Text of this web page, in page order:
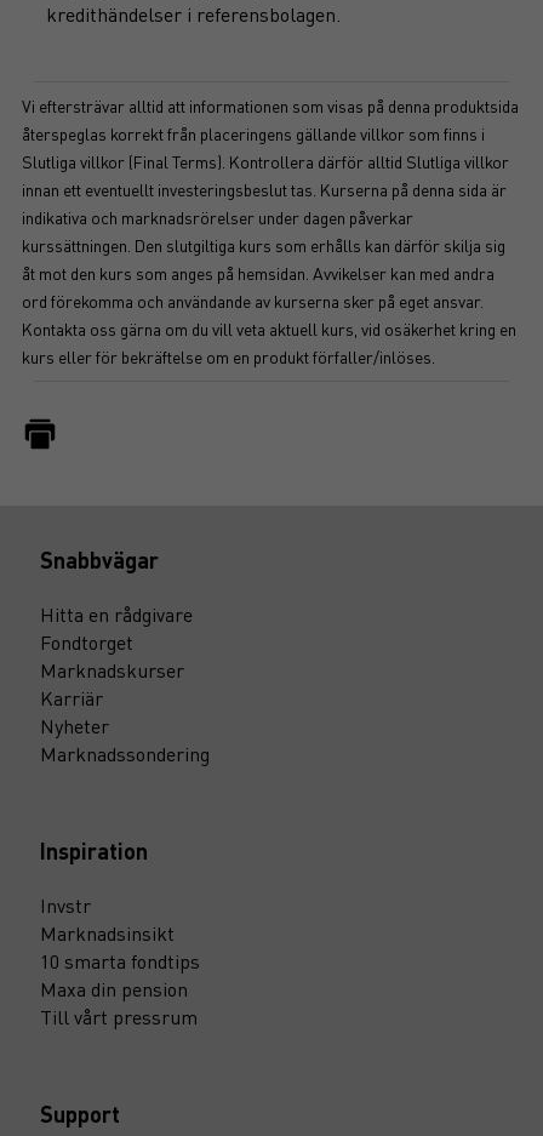
kredithändelser i referensbolagen.
Vi eftersträvar alltid att informationen som visas på denna produktsida
återspeglas korrekt från placeringens gällande villkor som finns i
Slutliga villkor (Final Terms). Kontrollera därför alltid Slutliga villkor
innan ett eventuellt investeringsbeslut tas. Kurserna på denna sida är
indikativa och marknadsrörelser under dagen påverkar
kurssättningen. Den slutgiltiga kurs som erhålls kan därför skilja sig
åt mot den kurs som anges på hemsidan. Avvikelser kan med andra
ord förekomma och användande av kurserna sker på eget ansvar.
Kontakta oss gärna om du vill veta aktuell kurs, vid osäkerhet kring en
kurs eller för bekräftelse om en produkt förfaller/inlöses.
Snabbvägar
Hitta en rådgivare
Fondtorget
Marknadskurser
Karriär
Nyheter
Marknadssondering
Inspiration
Invstr
Marknadsinsikt
10 smarta fondtips
Maxa din pension
Till vårt pressrum
Support